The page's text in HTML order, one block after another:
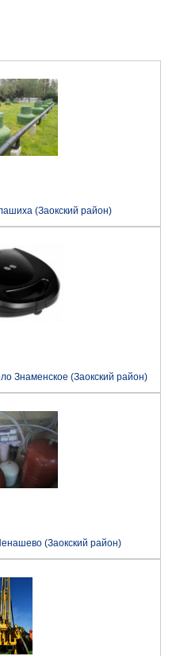
(Заокский район)
Знаменское (Заокский район)
(Заокский район)